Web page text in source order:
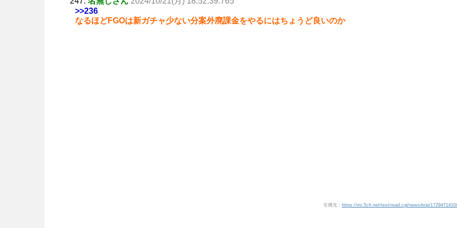
>>236
なるほどFGOは新ガチャ少ない分案外廃課金をやるにはちょうど良いのか
引用元： https://mi.5ch.net/test/read.cgi/news4vip/1729471410/